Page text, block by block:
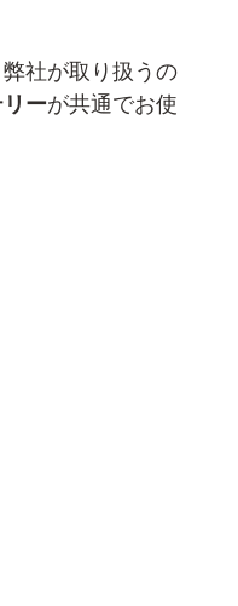
社が取り扱うの
ーが共通でお使